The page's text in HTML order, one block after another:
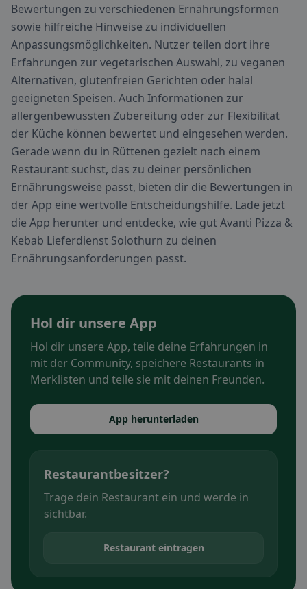
Bewertungen zu verschiedenen Ernährungsformen
sowie hilfreiche Hinweise zu individuellen
Anpassungsmöglichkeiten. Nutzer teilen dort ihre
Erfahrungen zur vegetarischen Auswahl, zu veganen
Alternativen, glutenfreien Gerichten oder halal
geeigneten Speisen. Auch Informationen zur
allergenbewussten Zubereitung oder zur Flexibilität
der Küche können bewertet und eingesehen werden.
Gerade wenn du in Rüttenen gezielt nach einem
Restaurant suchst, das zu deiner persönlichen
Ernährungsweise passt, bieten dir die Bewertungen in
der App eine wertvolle Entscheidungshilfe. Lade jetzt
die App herunter und entdecke, wie gut Avanti Pizza &
Kebab Lieferdienst Solothurn zu deinen
Ernährungsanforderungen passt.
Hol dir unsere App
Hol dir unsere App, teile deine Erfahrungen in
mit der Community, speichere Restaurants in
Merklisten und teile sie mit deinen Freunden.
App herunterladen
Restaurantbesitzer?
Trage dein Restaurant ein und werde in
sichtbar.
Restaurant eintragen